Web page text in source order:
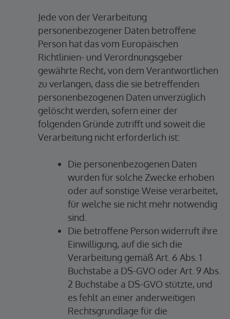
Jede von der Verarbeitung
personenbezogener Daten betroffene
Person hat das vom Europäischen
Richtlinien- und Verordnungsgeber
gewährte Recht, von dem Verantwortlichen
zu verlangen, dass die sie betreffenden
personenbezogenen Daten unverzüglich
gelöscht werden, sofern einer der
folgenden Gründe zutrifft und soweit die
Verarbeitung nicht erforderlich ist:
Die personenbezogenen Daten
wurden für solche Zwecke erhoben
oder auf sonstige Weise verarbeitet,
für welche sie nicht mehr notwendig
sind.
Die betroffene Person widerruft ihre
Einwilligung, auf die sich die
Verarbeitung gemäß Art. 6 Abs. 1
Buchstabe a DS-GVO oder Art. 9 Abs.
2 Buchstabe a DS-GVO stützte, und
es fehlt an einer anderweitigen
Rechtsgrundlage für die